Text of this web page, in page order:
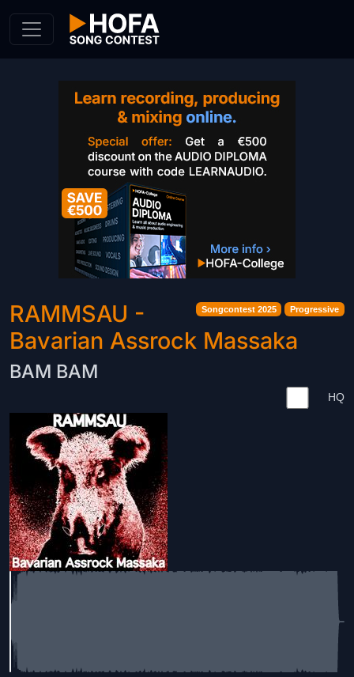
Songcontest 2025 Progressive
RAMMSAU -
Bavarian Assrock Massaka
BAM BAM
HQ